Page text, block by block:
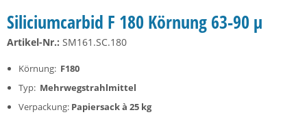
Siliciumcarbid F 180 Körnung 63-90 µ
Artikel-Nr.: SM161.SC.180
Körnung: F180
Typ: Mehrwegstrahlmittel
Verpackung: Papiersack à 25 kg